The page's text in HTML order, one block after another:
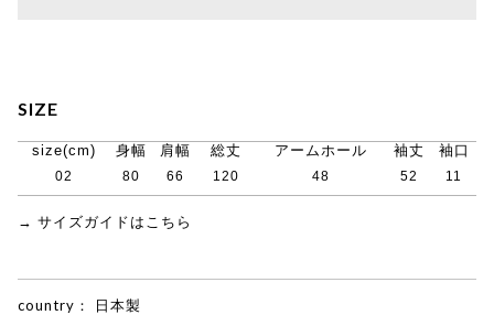
SIZE
size(cm) 身幅 肩幅 総丈 アームホール 袖丈 袖口
02 80 66 120 48 52 11
→ サイズガイドはこちら
country： 日本製